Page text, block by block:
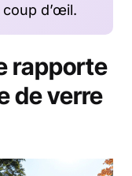
d’œil.
rapporte
de verre